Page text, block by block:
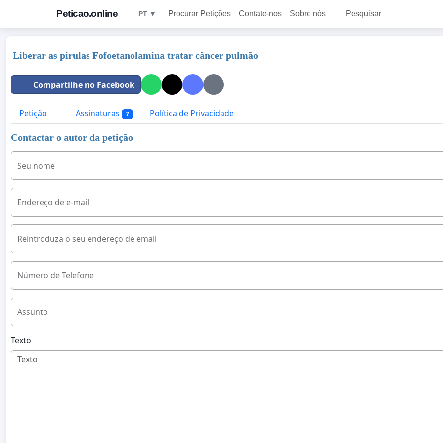
Peticao.online PT ▼ Procurar Petições Contate-nos Sobre nós Pesquisar
Liberar as pirulas Fofoetanolamina tratar câncer pulmão
Compartilhe no Facebook
Petição Assinaturas 7 Política de Privacidade
Contactar o autor da petição
Seu nome
Endereço de e-mail
Reintroduza o seu endereço de email
Número de Telefone
Assunto
Texto